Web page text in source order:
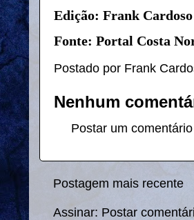
Edição: Frank
Fonte: Portal Costa
Postado por Frank
Nenhum
Postar um comentário
Postagem mais recente
Assinar: Postar